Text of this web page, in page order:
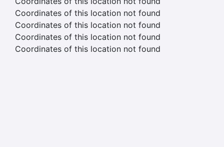
Coordinates of this location not found
Coordinates of this location not found
Coordinates of this location not found
Coordinates of this location not found